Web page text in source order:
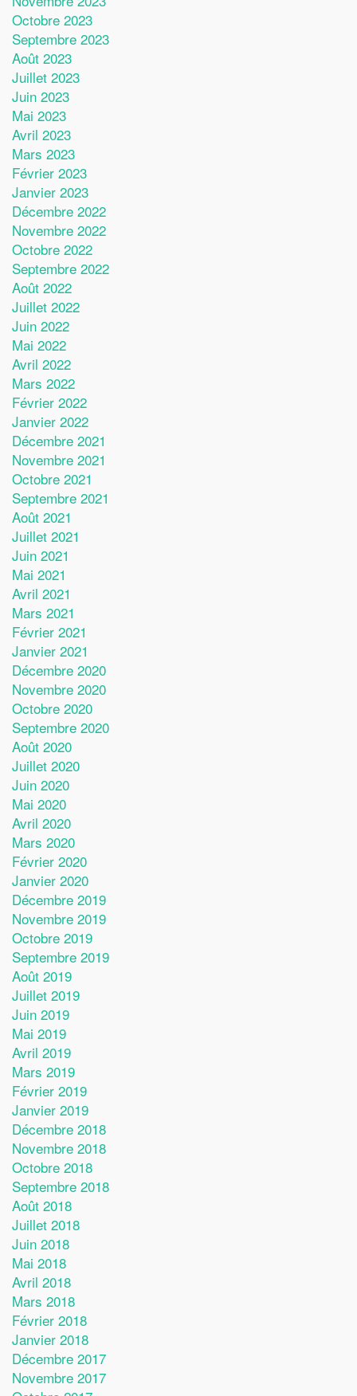
Octobre 2023
Septembre 2023
Août 2023
Juillet 2023
Juin 2023
Mai 2023
Avril 2023
Mars 2023
Février 2023
Janvier 2023
Décembre 2022
Novembre 2022
Octobre 2022
Septembre 2022
Août 2022
Juillet 2022
Juin 2022
Mai 2022
Avril 2022
Mars 2022
Février 2022
Janvier 2022
Décembre 2021
Novembre 2021
Octobre 2021
Septembre 2021
Août 2021
Juillet 2021
Juin 2021
Mai 2021
Avril 2021
Mars 2021
Février 2021
Janvier 2021
Décembre 2020
Novembre 2020
Octobre 2020
Septembre 2020
Août 2020
Juillet 2020
Juin 2020
Mai 2020
Avril 2020
Mars 2020
Février 2020
Janvier 2020
Décembre 2019
Novembre 2019
Octobre 2019
Septembre 2019
Août 2019
Juillet 2019
Juin 2019
Mai 2019
Avril 2019
Mars 2019
Février 2019
Janvier 2019
Décembre 2018
Novembre 2018
Octobre 2018
Septembre 2018
Août 2018
Juillet 2018
Juin 2018
Mai 2018
Avril 2018
Mars 2018
Février 2018
Janvier 2018
Décembre 2017
Novembre 2017